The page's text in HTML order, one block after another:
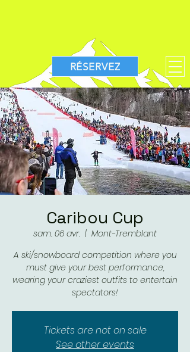
RÉSERVEZ
Caribou Cup
sam. 06 avr.
  |
Mont-Tremblant
A ski/snowboard competition where you
must give your best performance,
wearing your craziest outfits to entertain
spectators!
Tickets are not on sale
See other events